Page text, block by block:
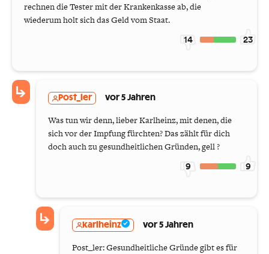
rechnen die Tester mit der Krankenkasse ab, die
wiederum holt sich das Geld vom Staat.
14 23
Post_ler vor 5 Jahren
Was tun wir denn, lieber Karlheinz, mit denen, die
sich vor der Impfung fürchten? Das zählt für dich
doch auch zu gesundheitlichen Gründen, gell ?
9 9
karlheinz vor 5 Jahren
Post_ler: Gesundheitliche Gründe gibt es für